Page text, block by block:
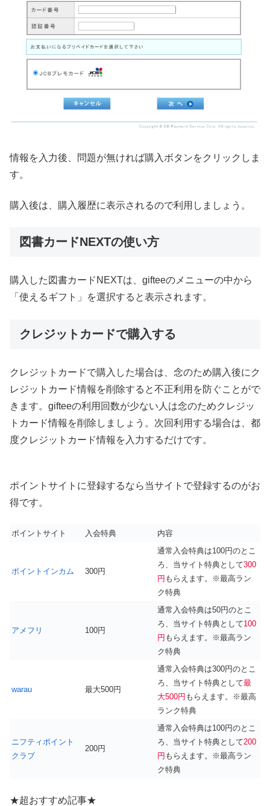
情報を入力後、問題が無ければ購入ボタンをクリックしま
す。
購入後は、購入履歴に表示されるので利用しましょう。
図書カードNEXTの使い方
購入した図書カードNEXTは、gifteeのメニューの中から
「使えるギフト」を選択すると表示されます。
クレジットカードで購入する
クレジットカードで購入した場合は、念のため購入後にク
レジットカード情報を削除すると不正利用を防ぐことがで
きます。gifteeの利用回数が少ない人は念のためクレジッ
トカード情報を削除しましょう。次回利用する場合は、都
度クレジットカード情報を入力するだけです。
ポイントサイトに登録するなら当サイトで登録するのがお
得です。
ポイントサイト 入会特典 内容
ポイントインカム 300円
通常入会特典は100円のとこ
ろ、当サイト特典として300
円 もらえます。※最高ラン
ク特典
アメフリ 100円
通常入会特典は50円のとこ
ろ、当サイト特典として100
円 もらえます。※最高ラン
ク特典
warau 最大500円
通常入会特典は300円のとこ
ろ、当サイト特典として最
大500円 もらえます。※最高
ランク特典
ニフティポイント
クラブ
200円
通常入会特典は100円のとこ
ろ、当サイト特典として200
円 もらえます。※最高ラン
ク特典
★超おすすめ記事★